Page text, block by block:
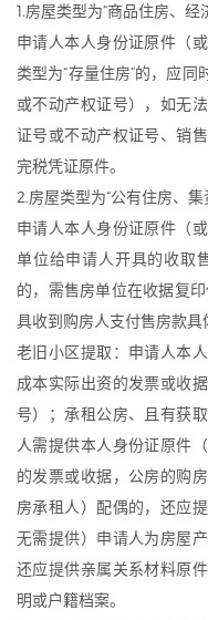
1.房屋类型为“商品住房、
申请人本人身份证原件（
类型为“存量住房”的，应
或不动产权证号），如无
证号或不动产权证号、销
完税凭证原件。
2.房屋类型为“公有住房、集
申请人本人身份证原件（
单位给申请人开具的收取
的，需售房单位在收据复
具收到购房人支付售房款具
老旧小区提取：申请人本
成本实际出资的发票或收
号）；承租公房、且有获
人需提供本人身份证原件
的发票或收据，公房的购
房承租人）配偶的，还应
无需提供）申请人为房屋
还应提供亲属关系材料原
明或户籍档案。